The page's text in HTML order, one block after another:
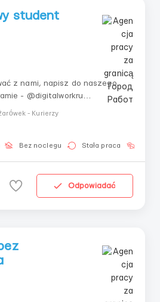
student
z nami, napisz do naszego
- @digitalworkru
KURIERÓW
wypłatami i elastycznym
- Kurierzy
Bez noclegu Stała praca
Odpowiadać